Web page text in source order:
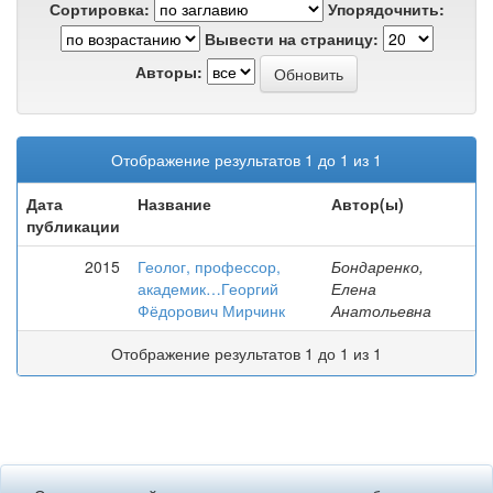
Сортировка:
Упорядочнить:
Вывести на страницу:
Авторы:
Отображение результатов 1 до 1 из 1
Дата
публикации
Название Автор(ы)
2015
Геолог, профессор,
академик…Георгий
Фёдорович Мирчинк
Бондаренко,
Елена
Анатольевна
Отображение результатов 1 до 1 из 1